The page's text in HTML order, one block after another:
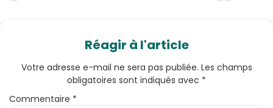
Réagir à l'article
Votre adresse e-mail ne sera pas publiée. Les champs
obligatoires sont indiqués avec *
Commentaire *